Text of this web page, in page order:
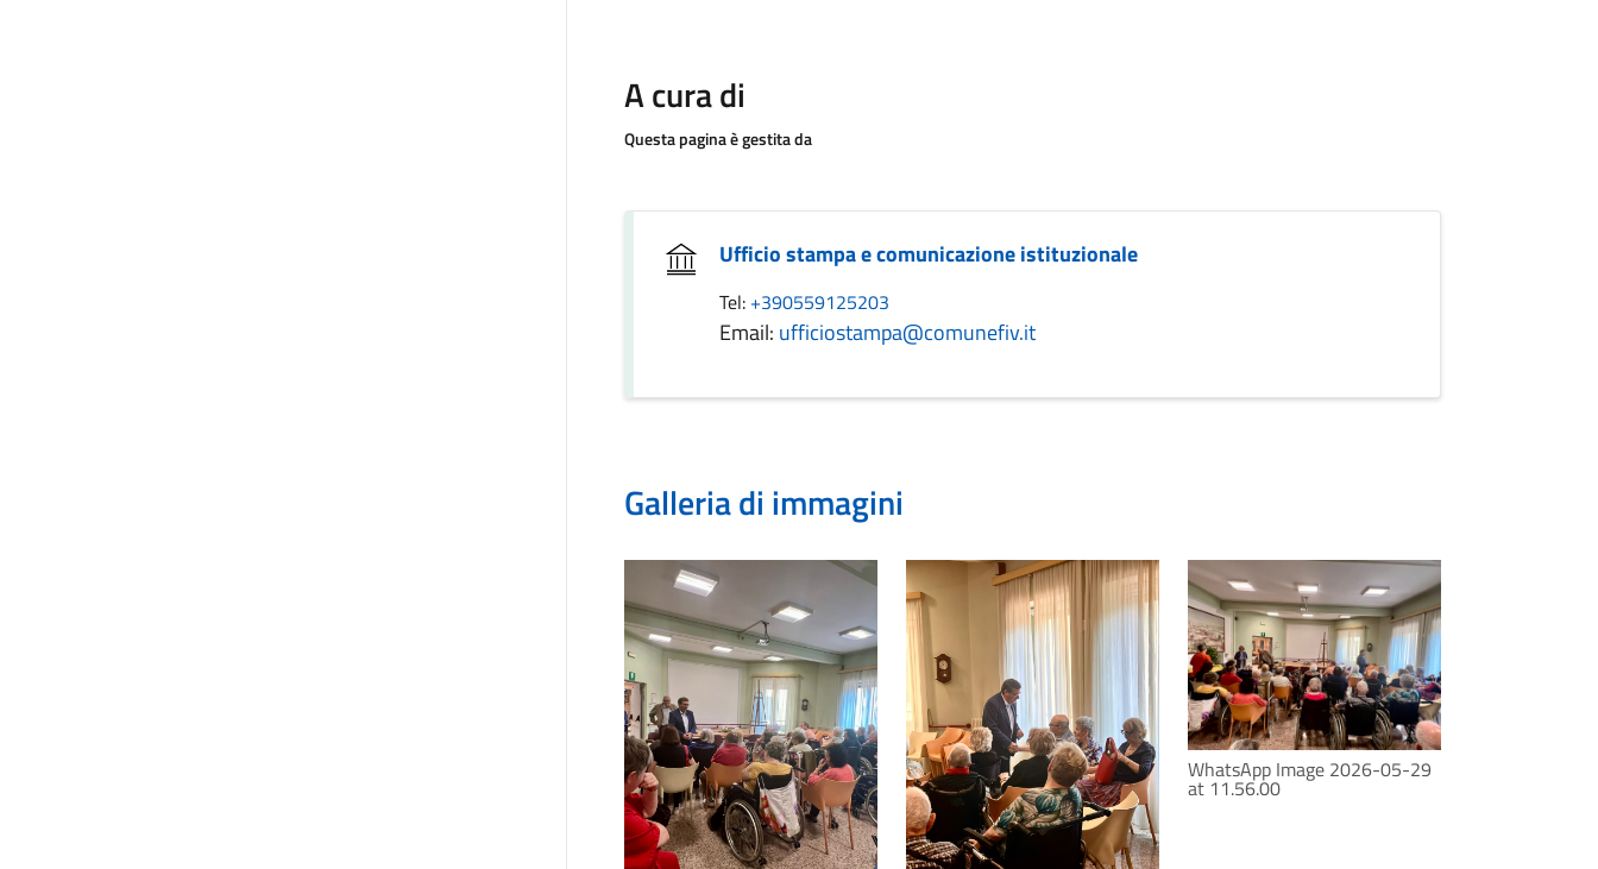
A cura di
Questa pagina è gestita da
Ufficio stampa e comunicazione istituzionale
Tel: +390559125203
Email: ufficiostampa@comunefiv.it
Galleria di immagini
WhatsApp Image 2026-05-29
at 11.56.00